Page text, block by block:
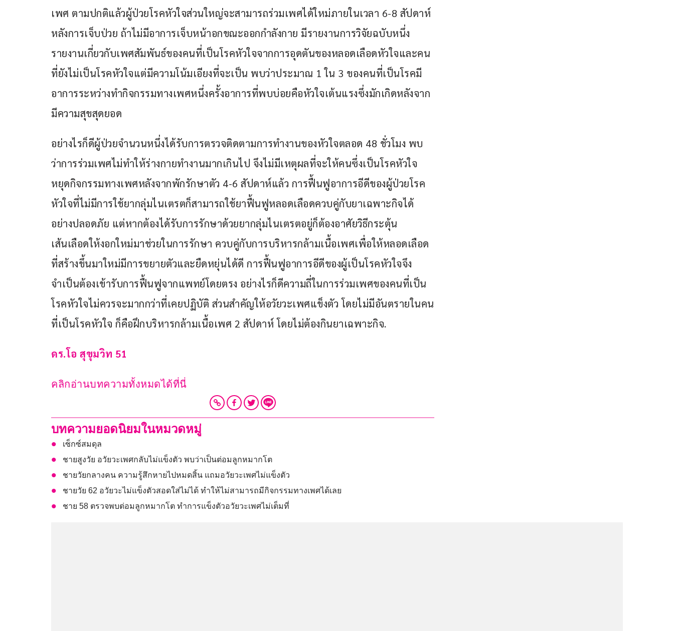
เพศ ตามปกติแล้วผู้ป่วยโรคหัวใจส่วนใหญ่จะสามารถร่วมเพศได้ใหม่ภายในเวลา 6-8 สัปดาห์
หลังการเจ็บป่วย ถ้าไม่มีอาการเจ็บหน้าอกขณะออกกำลังกาย มีรายงานการวิจัยฉบับหนึ่ง
รายงานเกี่ยวกับเพศสัมพันธ์ของคนที่เป็นโรคหัวใจจากการอุดตันของหลอดเลือดหัวใจและคน
ที่ยังไม่เป็นโรคหัวใจแต่มีความโน้มเอียงที่จะเป็น พบว่าประมาณ 1 ใน 3 ของคนที่เป็นโรคมี
อาการระหว่างทำกิจกรรมทางเพศหนึ่งครั้งอาการที่พบบ่อยคือหัวใจเต้นแรงซึ่งมักเกิดหลังจาก
มีความสุขสุดยอด
อย่างไรก็ดีผู้ป่วยจำนวนหนึ่งได้รับการตรวจติดตามการทำงานของหัวใจตลอด 48 ชั่วโมง พบ
ว่าการร่วมเพศไม่ทำให้ร่างกายทำงานมากเกินไป จึงไม่มีเหตุผลที่จะให้คนซึ่งเป็นโรคหัวใจ
หยุดกิจกรรมทางเพศหลังจากพักรักษาตัว 4-6 สัปดาห์แล้ว การฟื้นฟูอาการอีดีของผู้ป่วยโรค
หัวใจที่ไม่มีการใช้ยากลุ่มไนเตรตก็สามารถใช้ยาฟื้นฟูหลอดเลือดควบคู่กับยาเฉพาะกิจได้
อย่างปลอดภัย แต่หากต้องได้รับการรักษาด้วยยากลุ่มไนเตรตอยู่ก็ต้องอาศัยวิธีกระตุ้น
เส้นเลือดให้งอกใหม่มาช่วยในการรักษา ควบคู่กับการบริหารกล้ามเนื้อเพศเพื่อให้หลอดเลือด
ที่สร้างขึ้นมาใหม่มีการขยายตัวและยืดหยุ่นได้ดี การฟื้นฟูอาการอีดีของผู้เป็นโรคหัวใจจึง
จำเป็นต้องเข้ารับการฟื้นฟูจากแพทย์โดยตรง อย่างไรก็ดีความถี่ในการร่วมเพศของคนที่เป็น
โรคหัวใจไม่ควรจะมากกว่าที่เคยปฏิบัติ ส่วนสำคัญให้อวัยวะเพศแข็งตัว โดยไม่มีอันตรายในคน
ที่เป็นโรคหัวใจ ก็คือฝึกบริหารกล้ามเนื้อเพศ 2 สัปดาห์ โดยไม่ต้องกินยาเฉพาะกิจ.
ดร.โอ สุขุมวิท 51
คลิกอ่านบทความทั้งหมดได้ที่นี่
บทความยอดนิยมในหมวดหมู่
เซ็กซ์สมดุล
ชายสูงวัย อวัยวะเพศกลับไม่แข็งตัว พบว่าเป็นต่อมลูกหมากโต
ชายวัยกลางคน ความรู้สึกหายไปหมดสิ้น แถมอวัยวะเพศไม่แข็งตัว
ชายวัย 62 อวัยวะไม่แข็งตัวสอดใส่ไม่ได้ ทำให้ไม่สามารถมีกิจกรรมทางเพศได้เลย
ชาย 58 ตรวจพบต่อมลูกหมากโต ทำการแข็งตัวอวัยวะเพศไม่เต็มที่